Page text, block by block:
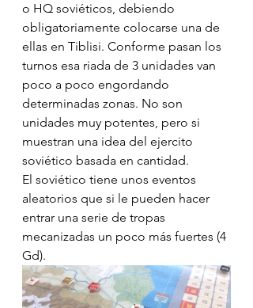
o HQ soviéticos, debiendo
obligatoriamente colocarse una de
ellas en Tiblisi. Conforme pasan los
turnos esa riada de 3 unidades van
poco a poco engordando
determinadas zonas. No son
unidades muy potentes, pero si
muestran una idea del ejercito
soviético basada en cantidad.
El soviético tiene unos eventos
aleatorios que si le pueden hacer
entrar una serie de tropas
mecanizadas un poco más fuertes (4
Gd).